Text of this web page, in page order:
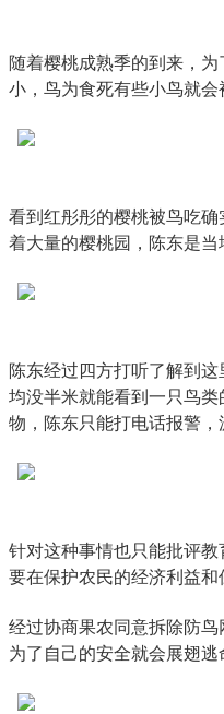
随着樱桃成熟季的到来，
小，鸟为食死有些小鸟就会
看到红彤彤的樱桃被鸟吃
着大量的樱桃园，陈东是
陈东经过四方打听了解到
均没半米就能看到一只鸟
物，陈东只能打电话报警，
针对这种事情也只能批评
要在保护农民的经济利益和
经过协商果农同意拆除防
为了自己的安全就会展翅